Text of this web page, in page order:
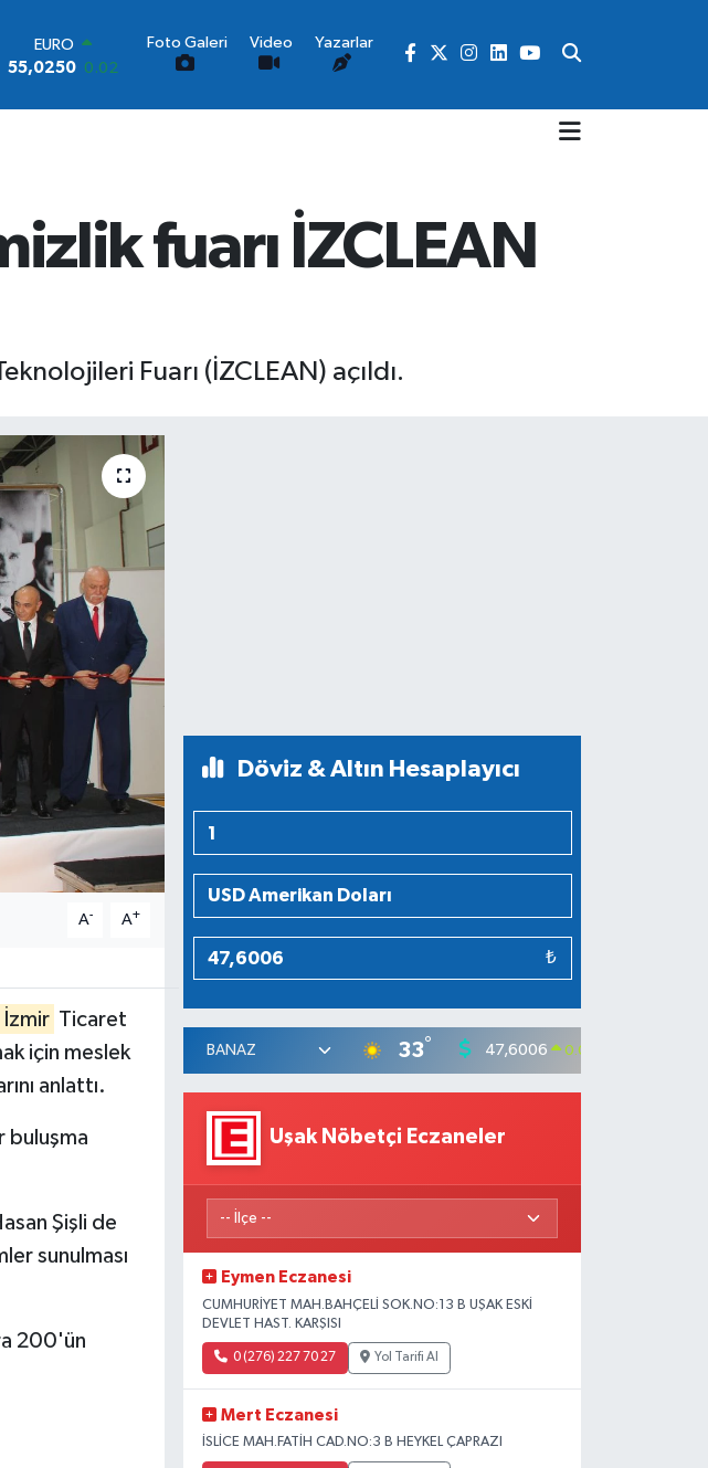
STERLİN
64,2398
0.2
6513.94 0.32
DOLAR
47,6006
Foto Galeri Video Yazarlar
fuarı İZCLEAN
Fuarı (İZCLEAN) açıldı.
A- A+
İzmir Ticaret
için meslek
anlattı.
buluşma
Şişli de
sunulması
200'ün
Döviz & Altın Hesaplayıcı
₺
33° 47,6006 0.06
Uşak Nöbetçi Eczaneler
Eymen Eczanesi
CUMHURİYET MAH.BAHÇELİ SOK.NO:13 B UŞAK ESKİ
DEVLET HAST. KARŞISI
0 (276) 227 70 27 Yol Tarifi Al
Mert Eczanesi
İSLİCE MAH.FATİH CAD.NO:3 B HEYKEL ÇAPRAZI